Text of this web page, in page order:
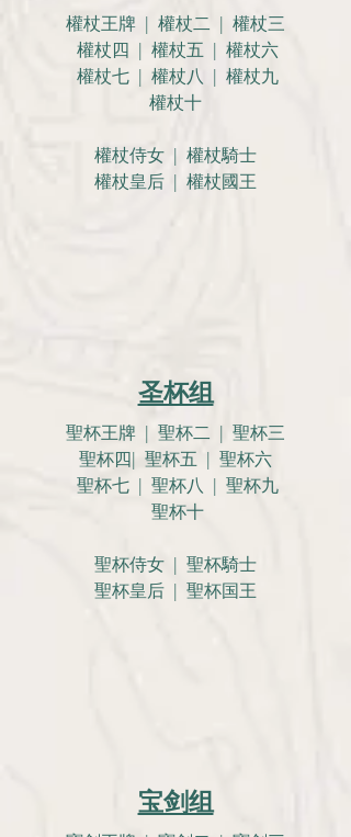
權杖王牌 | 權杖二 | 權杖三
權杖四 | 權杖五 | 權杖六
權杖七 | 權杖八 | 權杖九
權杖十
權杖侍女 | 權杖騎士
權杖皇后 | 權杖國王
圣杯组
聖杯王牌 | 聖杯二 | 聖杯三
聖杯四| 聖杯五 | 聖杯六
聖杯七 | 聖杯八 | 聖杯九
聖杯十
聖杯侍女 | 聖杯騎士
聖杯皇后 | 聖杯国王
宝剑组